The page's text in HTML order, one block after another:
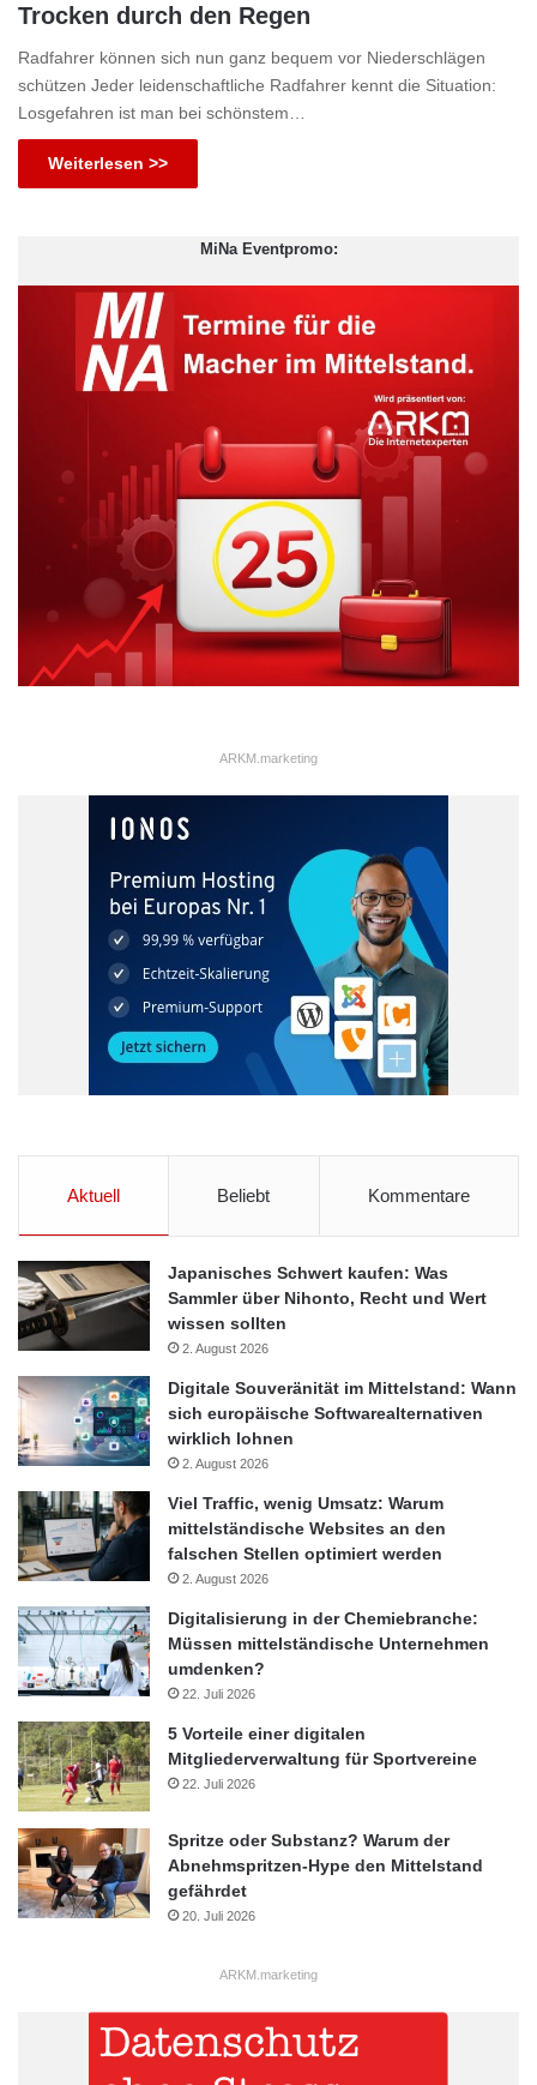
Trocken durch den Regen
Radfahrer können sich nun ganz bequem vor Niederschlägen
schützen Jeder leidenschaftliche Radfahrer kennt die Situation:
Losgefahren ist man bei schönstem…
Weiterlesen >>
MiNa Eventpromo:
ARKM.marketing
Aktuell Beliebt Kommentare
Japanisches Schwert kaufen: Was
Sammler über Nihonto, Recht und Wert
wissen sollten
2. August 2026
Digitale Souveränität im Mittelstand: Wann
sich europäische Softwarealternativen
wirklich lohnen
2. August 2026
Viel Traffic, wenig Umsatz: Warum
mittelständische Websites an den
falschen Stellen optimiert werden
2. August 2026
Digitalisierung in der Chemiebranche:
Müssen mittelständische Unternehmen
umdenken?
22. Juli 2026
5 Vorteile einer digitalen
Mitgliederverwaltung für Sportvereine
22. Juli 2026
Spritze oder Substanz? Warum der
Abnehmspritzen-Hype den Mittelstand
gefährdet
20. Juli 2026
ARKM.marketing